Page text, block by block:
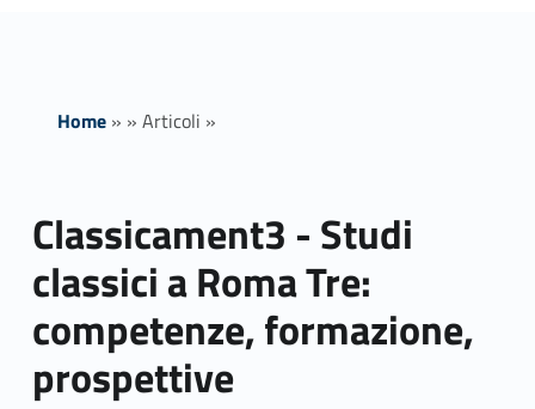
Home» » Articoli »
Classicament3 - Studi
classici a Roma Tre:
competenze, formazione,
prospettive